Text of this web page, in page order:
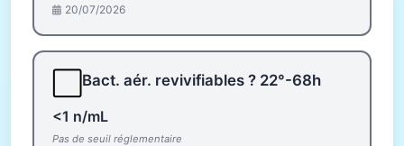
20/07/2026
Bact. aér. revivifiables ? 22°-68h
<1 n/mL
Pas de seuil réglementaire